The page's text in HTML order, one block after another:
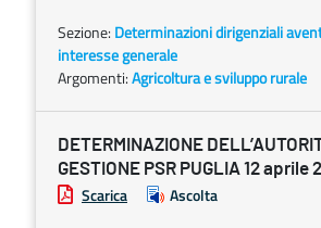
Sezione: Determinazioni dirigenziali
interesse generale
Argomenti:Agricoltura e sviluppo rurale
DETERMINAZIONE
GESTIONE PSR PUGLIA 12 aprile
Scarica Ascolta